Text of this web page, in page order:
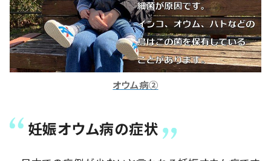
オウム病②
妊娠オウム病の症状